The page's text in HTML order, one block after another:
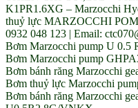
K1PR1.6XG – Marzocchi
thuỷ lực MARZOCCHI
0932 048 123 | Email:
Bơm Marzocchi pump U 0.5
Bơm Marzocchi pump
Bơm bánh răng Marzocchi
Bơm thuỷ lực Marzocchi
Bơm bánh răng Marzocchi